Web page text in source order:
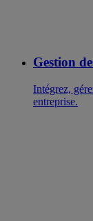
Gestion
Intégrez,
entreprise.